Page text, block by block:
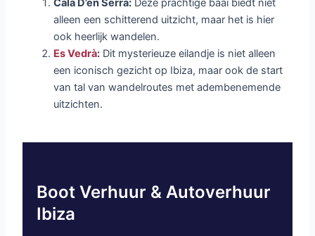
Cala D’en Serra: Deze prachtige baai biedt niet
alleen een schitterend uitzicht, maar het is hier
ook heerlijk wandelen.
Es Vedrà: Dit mysterieuze eilandje is niet alleen
een iconisch gezicht op Ibiza, maar ook de start
van tal van wandelroutes met adembenemende
uitzichten.
Boot Verhuur & Autoverhuur
Ibiza